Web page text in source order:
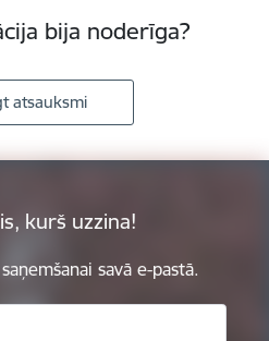
bija noderīga?
atsauksmi
kurš uzzina!
savā e-pastā.